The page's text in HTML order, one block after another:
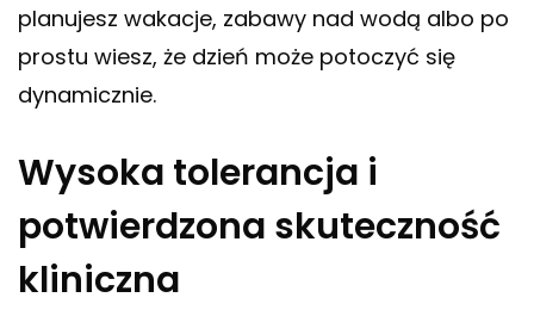
planujesz wakacje, zabawy nad wodą albo po
prostu wiesz, że dzień może potoczyć się
dynamicznie.
Wysoka tolerancja i
potwierdzona skuteczność
kliniczna